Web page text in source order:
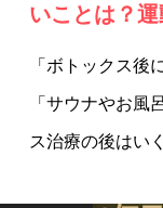
いことは？
「ボトックス後
「サウナやお風
ス治療の後はい